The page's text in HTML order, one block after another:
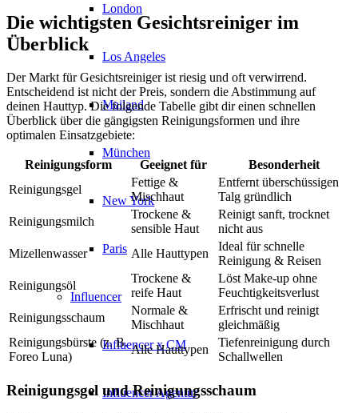
London
Los Angeles
Mailand
München
New York
Paris
Influencer
Influencer x CM
Influencer Agentur
Die wichtigsten Gesichtsreiniger im
Überblick
Der Markt für Gesichtsreiniger ist riesig und oft verwirrend.
Entscheidend ist nicht der Preis, sondern die Abstimmung auf
deinen Hauttyp. Die folgende Tabelle gibt dir einen schnellen
Überblick über die gängigsten Reinigungsformen und ihre
optimalen Einsatzgebiete:
Reinigungsform Geeignet für
Besonderheit
Reinigungsgel
Fettige &
Mischhaut
Entfernt überschüssigen
Talg gründlich
Reinigungsmilch
Trockene &
sensible Haut
Reinigt sanft, trocknet
nicht aus
Mizellenwasser
Alle Hauttypen
Ideal für schnelle
Reinigung & Reisen
Reinigungsöl
Trockene &
reife Haut
Löst Make-up ohne
Feuchtigkeitsverlust
Reinigungsschaum
Normale &
Mischhaut
Erfrischt und reinigt
gleichmäßig
Reinigungsbürste (z. B.
Foreo Luna)
Alle Hauttypen
Tiefenreinigung durch
Schallwellen
Reinigungsgel und Reinigungsschaum